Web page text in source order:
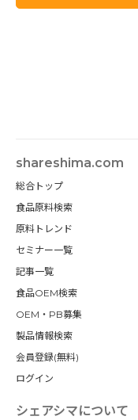
shareshima.com
総合トップ
食品原料検索
原料トレンド
セミナー一覧
記事一覧
食品OEM検索
OEM・PB募集
製品情報検索
会員登録(無料)
ログイン
シェアシマについて